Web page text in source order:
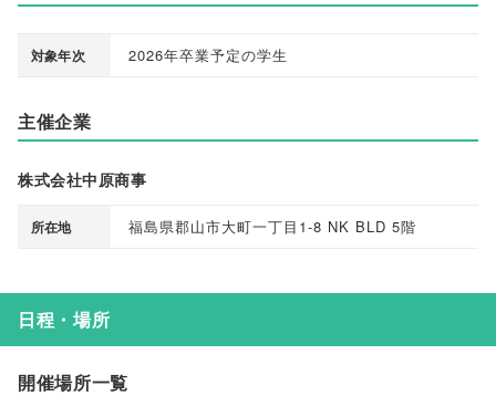
対象年次 2026年卒業予定の学生
主催企業
株式会社中原商事
所在地 福島県郡山市大町一丁目1-8 NK BLD 5階
日程・場所
開催場所一覧